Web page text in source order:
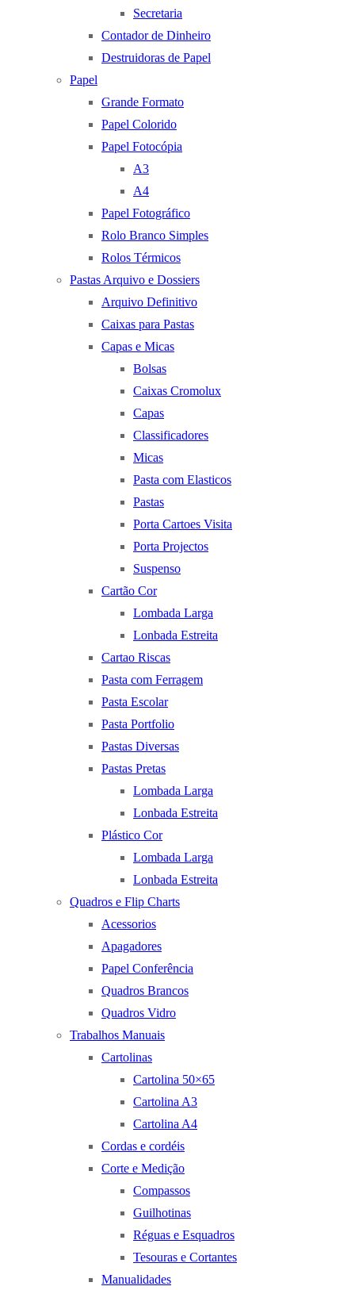
Secretaria
Contador de Dinheiro
Destruidoras de Papel
Papel
Grande Formato
Papel Colorido
Papel Fotocópia
A3
A4
Papel Fotográfico
Rolo Branco Simples
Rolos Térmicos
Pastas Arquivo e Dossiers
Arquivo Definitivo
Caixas para Pastas
Capas e Micas
Bolsas
Caixas Cromolux
Capas
Classificadores
Micas
Pasta com Elasticos
Pastas
Porta Cartoes Visita
Porta Projectos
Suspenso
Cartão Cor
Lombada Larga
Lonbada Estreita
Cartao Riscas
Pasta com Ferragem
Pasta Escolar
Pasta Portfolio
Pastas Diversas
Pastas Pretas
Lombada Larga
Lonbada Estreita
Plástico Cor
Lombada Larga
Lonbada Estreita
Quadros e Flip Charts
Acessorios
Apagadores
Papel Conferência
Quadros Brancos
Quadros Vidro
Trabalhos Manuais
Cartolinas
Cartolina 50×65
Cartolina A3
Cartolina A4
Cordas e cordéis
Corte e Medição
Compassos
Guilhotinas
Réguas e Esquadros
Tesouras e Cortantes
Manualidades